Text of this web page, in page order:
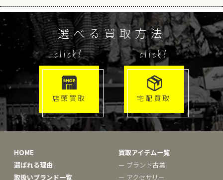
選べる買取方法
click!
店頭買取
click!
宅配買取
HOME
選ばれる理由
取扱いブランド一覧
買取アイテム一覧
ー ブランド古着
ー アクセサリー